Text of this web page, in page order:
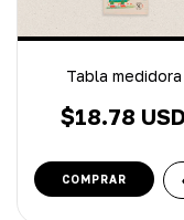
Tabla medidora
$18.78 USD